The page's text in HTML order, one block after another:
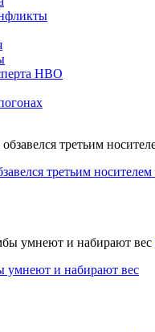
НВО
третьим
умнеют и набирают вес